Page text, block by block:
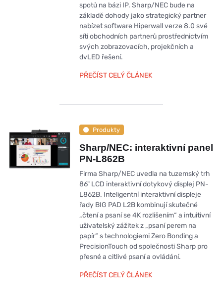
spotů na bázi IP. Sharp/NEC bude na
základě dohody jako strategický partner
nabízet software Hiperwall verze 8.0 své
síti obchodních partnerů prostřednictvím
svých zobrazovacích, projekčních a
dvLED řešení.
PŘEČÍST CELÝ ČLÁNEK
Produkty
Sharp/NEC: interaktivní panel
PN-L862B
Firma Sharp/NEC uvedla na tuzemský trh
86" LCD interaktivní dotykový displej PN-
L862B. Inteligentní interaktivní displeje
řady BIG PAD L2B kombinují skutečné
„čtení a psaní se 4K rozlišením“ a intuitivní
uživatelský zážitek z „psaní perem na
papír“ s technologiemi Zero Bonding a
PrecisionTouch od společnosti Sharp pro
přesné a citlivé psaní a ovládání.
PŘEČÍST CELÝ ČLÁNEK